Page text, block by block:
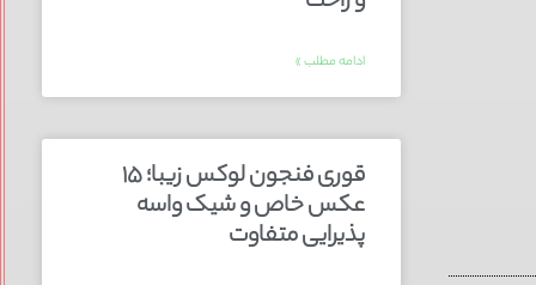
ادامه مطلب »
قوری فنجون لوکس زیبا؛ ۱۵
عکس خاص و شیک واسه
پذیرایی متفاوت